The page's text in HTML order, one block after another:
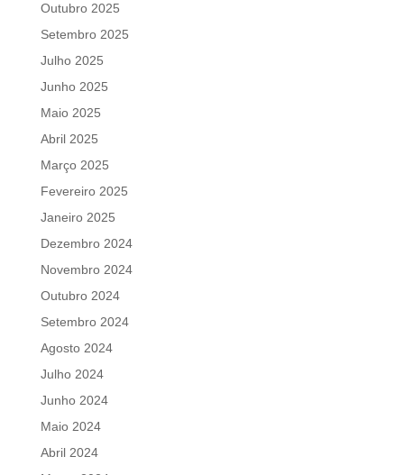
Outubro 2025
Setembro 2025
Julho 2025
Junho 2025
Maio 2025
Abril 2025
Março 2025
Fevereiro 2025
Janeiro 2025
Dezembro 2024
Novembro 2024
Outubro 2024
Setembro 2024
Agosto 2024
Julho 2024
Junho 2024
Maio 2024
Abril 2024